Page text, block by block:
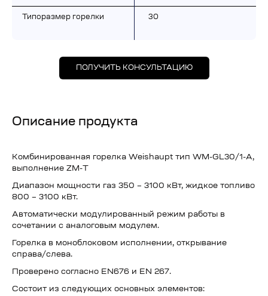
Типоразмер горелки 30
ПОЛУЧИТЬ КОНСУЛЬТАЦИЮ
Описание продукта
Комбинированная горелка Weishaupt тип WM-GL30/1-A,
выполнение ZM-T
Диапазон мощности газ 350 – 3100 кВт, жидкое топливо
800 – 3100 кВт.
Автоматически модулированный режим работы в
сочетании с аналоговым модулем.
Горелка в моноблоковом исполнении, открывание
справа/слева.
Проверено согласно EN676 и EN 267.
Состоит из следующих основных элементов: